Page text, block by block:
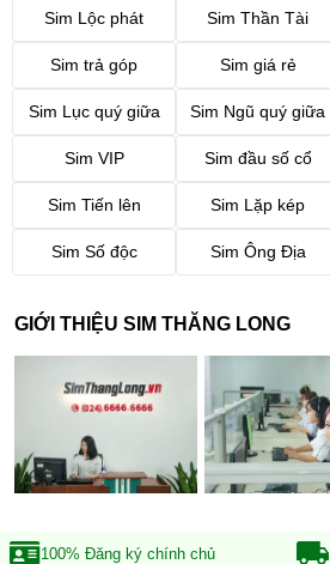
Sim Lộc phát Sim Thần Tài
Sim trả góp Sim giá rẻ
Sim Lục quý giữa Sim Ngũ quý giữa
Sim VIP Sim đầu số cổ
Sim Tiến lên Sim Lặp kép
Sim Số độc Sim Ông Địa
GIỚI THIỆU SIM THĂNG LONG
100% Đăng ký chính chủ